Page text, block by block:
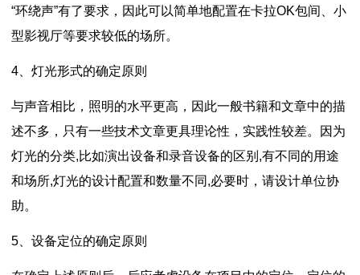
“环绕声”有了要求，因此可以简单地配置在卡拉OK包间、小
型影视厅等要求较低的场所。
4、灯光形式的确定原则
与声音相比，照明的水平更高，因此一般书籍和文章中的描
述不多，只有一些技术文章更具理论性，实践性较差。因为
灯光的分类,比如演出设备和录音设备的区别,有不同的用途
和场所,灯光的设计配置和数量不同,必要时，请设计单位协
助。
5、设备定位的确定原则